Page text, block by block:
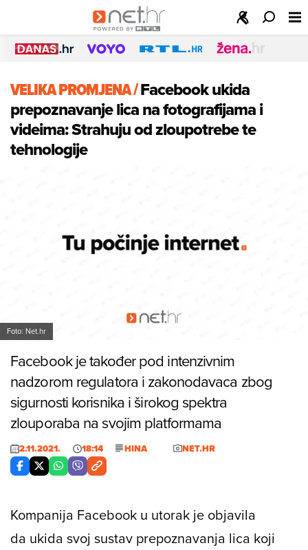
VELIKA PROMJENA/Facebook ukida
prepoznavanje lica na fotografijama i
videima: Strahuju od zloupotrebe te
tehnologije
Foto: Net.hr
Facebook je također pod intenzivnim
nadzorom regulatora i zakonodavaca zbog
sigurnosti korisnika i širokog spektra
zlouporaba na svojim platformama
2.11.2021. 18:14 HINA NET.HR
Kompanija Facebook u utorak je objavila
da ukida svoj sustav prepoznavanja lica koji